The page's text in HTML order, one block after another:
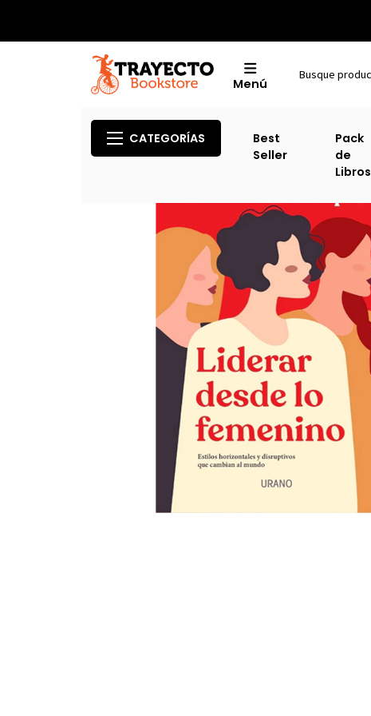
Menú
CATEGORÍAS
Best
Seller
Pack
de
Libros